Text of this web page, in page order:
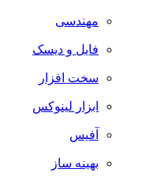
مهندسی
فایل و دیسک
سخت افزار
ابزار لینوکس
آفیس
بهینه ساز